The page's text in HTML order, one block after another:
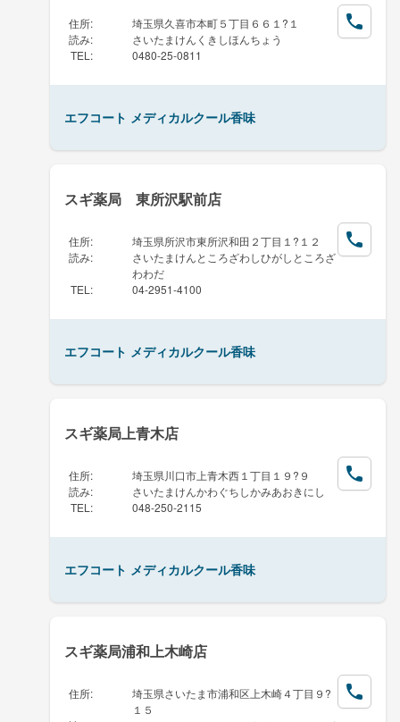
住所:
埼玉県久喜市本町５丁目６６１?１
読み:
さいたまけんくきしほんちょう
TEL : 0480-25-0811
エフコート メディカルクール香味
スギ薬局 東所沢駅前店
住所:
埼玉県所沢市東所沢和田２丁目１?１２
読み:
さいたまけんところざわしひがしところざ
わわだ
TEL : 04-2951-4100
エフコート メディカルクール香味
スギ薬局上青木店
住所:
埼玉県川口市上青木西１丁目１９?９
読み:
さいたまけんかわぐちしかみあおきにし
TEL : 048-250-2115
エフコート メディカルクール香味
スギ薬局浦和上木崎店
住所:
埼玉県さいたま市浦和区上木崎４丁目９?
１５